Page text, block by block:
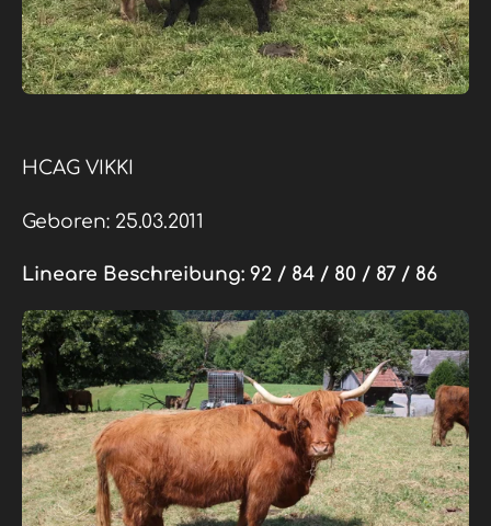
HCAG VIKKI
Geboren: 25.03.2011
Lineare Beschreibung: 92 / 84 / 80 / 87 / 86